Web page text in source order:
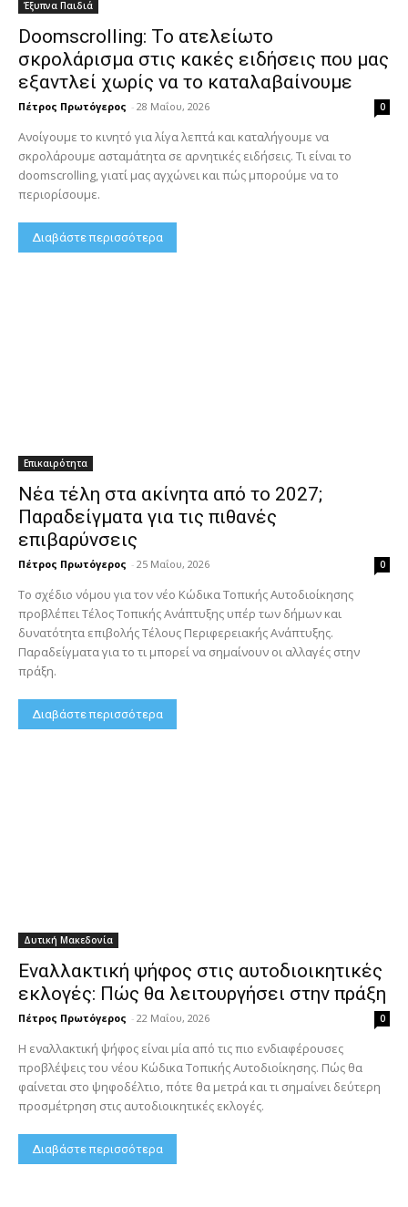
Έξυπνα Παιδιά
Doomscrolling: Το ατελείωτο
σκρολάρισμα στις κακές ειδήσεις που μας
εξαντλεί χωρίς να το καταλαβαίνουμε
Πέτρος Πρωτόγερος - 28 Μαΐου, 2026 0
Ανοίγουμε το κινητό για λίγα λεπτά και καταλήγουμε να
σκρολάρουμε ασταμάτητα σε αρνητικές ειδήσεις. Τι είναι το
doomscrolling, γιατί μας αγχώνει και πώς μπορούμε να το
περιορίσουμε.
Διαβάστε περισσότερα
Επικαιρότητα
Νέα τέλη στα ακίνητα από το 2027;
Παραδείγματα για τις πιθανές
επιβαρύνσεις
Πέτρος Πρωτόγερος - 25 Μαΐου, 2026 0
Το σχέδιο νόμου για τον νέο Κώδικα Τοπικής Αυτοδιοίκησης
προβλέπει Τέλος Τοπικής Ανάπτυξης υπέρ των δήμων και
δυνατότητα επιβολής Τέλους Περιφερειακής Ανάπτυξης.
Παραδείγματα για το τι μπορεί να σημαίνουν οι αλλαγές στην
πράξη.
Διαβάστε περισσότερα
Δυτική Μακεδονία
Εναλλακτική ψήφος στις αυτοδιοικητικές
εκλογές: Πώς θα λειτουργήσει στην πράξη
Πέτρος Πρωτόγερος - 22 Μαΐου, 2026 0
Η εναλλακτική ψήφος είναι μία από τις πιο ενδιαφέρουσες
προβλέψεις του νέου Κώδικα Τοπικής Αυτοδιοίκησης. Πώς θα
φαίνεται στο ψηφοδέλτιο, πότε θα μετρά και τι σημαίνει δεύτερη
προσμέτρηση στις αυτοδιοικητικές εκλογές.
Διαβάστε περισσότερα